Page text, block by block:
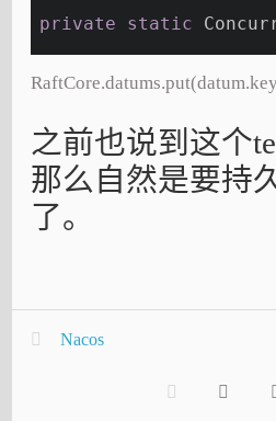
private static
之前也说到这个
那么自然是要持
了。
Nacos